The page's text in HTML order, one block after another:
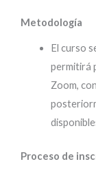
Metodología
El curso
permitirá
Zoom,
Proceso de